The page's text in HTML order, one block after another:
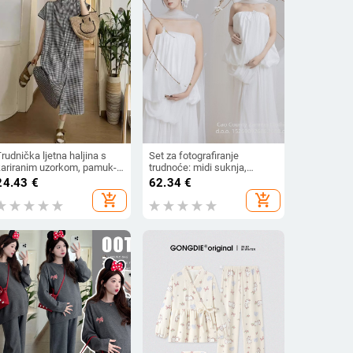
ljetna haljina s
uzorkom, pamuk-
30–50%, 3/4
rukav, A-linijska duga haljina
€
add_shopping_cart
Set za fotografiranje
trudnoće: midi suknja,
poliester tkanina (50–70%
62.34 €
add_shopping_cart